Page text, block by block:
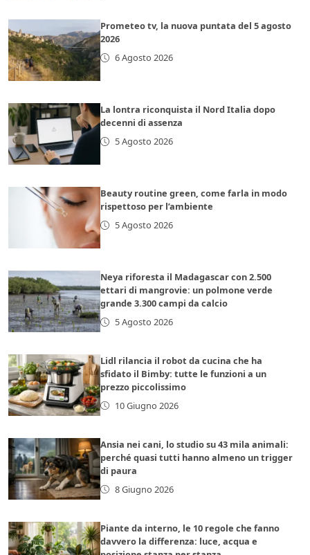
Prometeo tv, la nuova puntata del 5 agosto
2026
6 Agosto 2026
La lontra riconquista il Nord Italia dopo
decenni di assenza
5 Agosto 2026
Beauty routine green, come farla in modo
rispettoso per l’ambiente
5 Agosto 2026
Neya riforesta il Madagascar con 2.500
ettari di mangrovie: un polmone verde
grande 3.300 campi da calcio
5 Agosto 2026
Lidl rilancia il robot da cucina che ha
sfidato il Bimby: tutte le funzioni a un
prezzo piccolissimo
10 Giugno 2026
Ansia nei cani, lo studio su 43 mila animali:
perché quasi tutti hanno almeno un trigger
di paura
8 Giugno 2026
Piante da interno, le 10 regole che fanno
davvero la differenza: luce, acqua e